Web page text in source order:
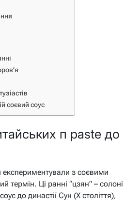
соєвий соус
п paste до
експериментували з соєвими
термін. Ці ранні “цзян” – солоні
до династії Сун (X століття),